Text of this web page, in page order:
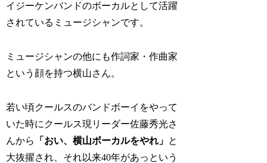
イジーケンバンドのボーカルとして活躍
されているミュージシャンです。
ミュージシャンの他にも作詞家・作曲家
という顔を持つ横山さん。
若い頃クールスのバンドボーイをやって
いた時にクールス現リーダー佐藤秀光さ
んから
「おい、横山ボーカルをやれ」 と
大抜擢され、それ以来40年があっという